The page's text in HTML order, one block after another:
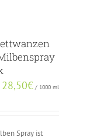
28,50€ / 1000 ml
Spray ist